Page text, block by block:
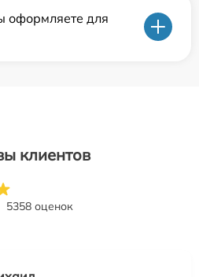
оформляете для
клиентов
5358 оценок